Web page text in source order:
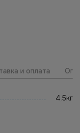
и оплата
4,5кг